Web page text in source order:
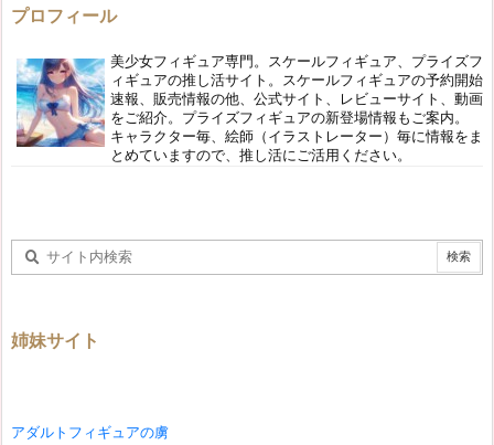
プロフィール
美少女フィギュア専門。スケールフィギュア、プライズフ
ィギュアの推し活サイト。スケールフィギュアの予約開始
速報、販売情報の他、公式サイト、レビューサイト、動画
をご紹介。プライズフィギュアの新登場情報もご案内。
キャラクター毎、絵師（イラストレーター）毎に情報をま
とめていますので、推し活にご活用ください。
姉妹サイト
アダルトフィギュアの虜